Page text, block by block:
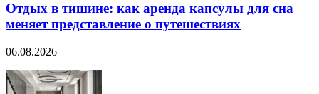
Отдых в тишине: как аренда капсулы для сна
меняет представление о путешествиях
06.08.2026